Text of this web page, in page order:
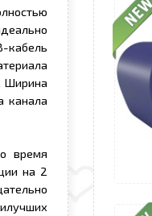
кабель
Ширина
канала
время
на 2